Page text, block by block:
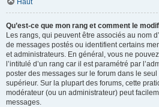
Haut
Qu’est-ce que mon rang et comment le
Les rangs, qui peuvent être associés au nom
de messages postés ou identifient certains
et administrateurs. En général, vous ne
l’intitulé d’un rang car il est paramétré par
poster des messages sur le forum dans le
supérieur. Sur la plupart des forums, cette
modérateur (ou un administrateur) peut
messages.